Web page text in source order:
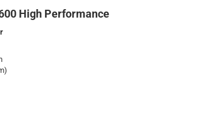
High Performance